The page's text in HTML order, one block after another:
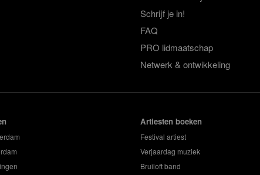
Schrijf je in!
FAQ
PRO lidmaatschap
Netwerk & ontwikkeling
Artiesten boeken
Festival artiest
Verjaardag muziek
Bruiloft band